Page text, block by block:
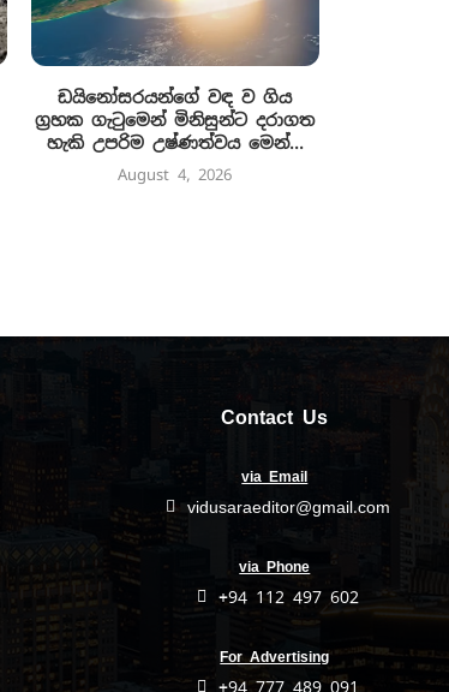
ඩයිනෝසරයන්ගේ වඳ ව ගිය
ග්‍රහක ගැටුමෙන් මිනිසුන්ට දරාගත
හැකි උපරිම උෂ්ණත්වය මෙන්...
August 4, 2026
Contact Us
via Email
vidusaraeditor@gmail.com
via Phone
+94 112 497 602
For Advertising
+94 777 489 091